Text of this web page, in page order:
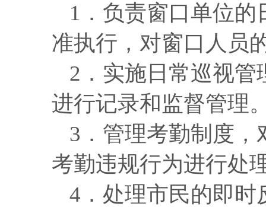
1．负责窗口单位
准执行，对窗口人员
2．实施日常巡视
进行记录和监督管理
3．管理考勤制度
考勤违规行为进行处
4．处理市民的即